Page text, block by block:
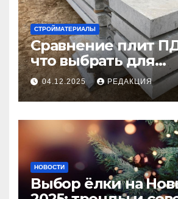
СТРОЙМАТЕРИАЛЫ
Сравнение плит
что выбрать для
долговечного и
покрытия
04.12.2025 РЕДАКЦИЯ
НОВОСТИ
Выбор ёлки на